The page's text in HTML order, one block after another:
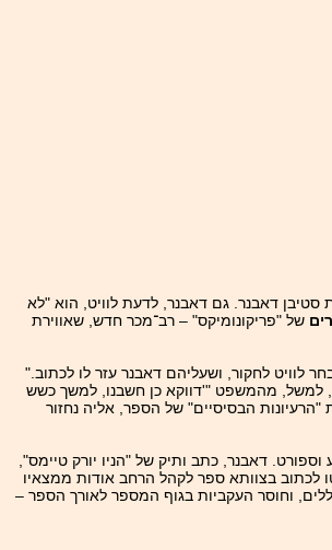
דאבנר. גם דאבנר, לדעת לוויט, הוא "לא
של "פריקונומיקס" – רב־מכר חדש, שאווירת
לוויט לחקור, ושעליהם דאבנר עזר לו לכתוב."
למשל, מהמשפט "'דווקא כן חשבנו, למשך כשש
הבסיסיים" של הספר, אליה נחזור
דאבנר, כתב ותיק של "הניו יורק טיימס",
לכתוב בצוותא ספר לקהל הרחב אודות ממצאיו
וחוסר העקביות בגוף המספר לאורך הספר –